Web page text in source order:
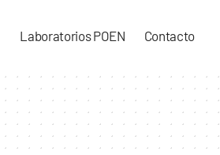
Laboratorios POEN Contacto